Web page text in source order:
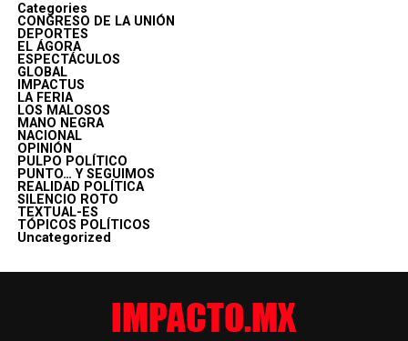
Categories
CONGRESO DE LA UNIÓN
DEPORTES
EL ÁGORA
ESPECTÁCULOS
GLOBAL
IMPACTUS
LA FERIA
LOS MALOSOS
MANO NEGRA
NACIONAL
OPINIÓN
PULPO POLÍTICO
PUNTO… Y SEGUIMOS
REALIDAD POLÍTICA
SILENCIO ROTO
TEXTUAL-ES
TÓPICOS POLÍTICOS
Uncategorized